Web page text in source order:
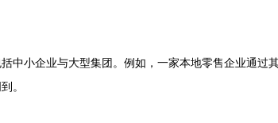
中小企业与大型集团。例如，一家本地零售企业通
。